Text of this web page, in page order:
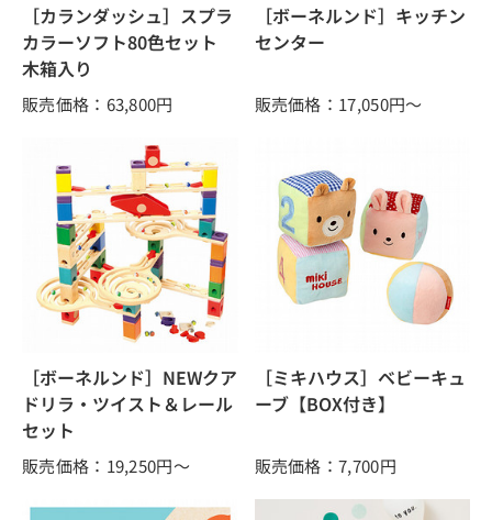
［カランダッシュ］スプラ
カラーソフト80色セット
木箱入り
販売価格：63,800円
［ボーネルンド］キッチン
センター
販売価格：17,050円～
［ボーネルンド］NEWクア
ドリラ・ツイスト＆レール
セット
販売価格：19,250円～
［ミキハウス］ベビーキュ
ーブ【BOX付き】
販売価格：7,700円